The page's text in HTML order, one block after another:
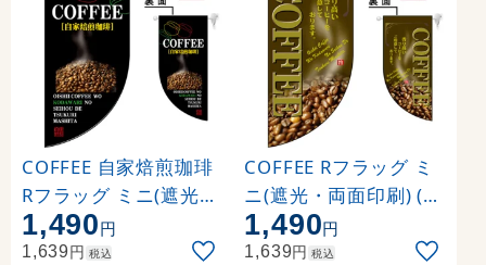
COFFEE 自家焙煎珈琲
Rフラッグ ミニ(遮光・
両面印刷) (4008)
1,490円
1,639円 税込
COFFEE Rフラッグ ミ
ニ(遮光・両面印刷) (4
007)
1,490円
1,639円 税込